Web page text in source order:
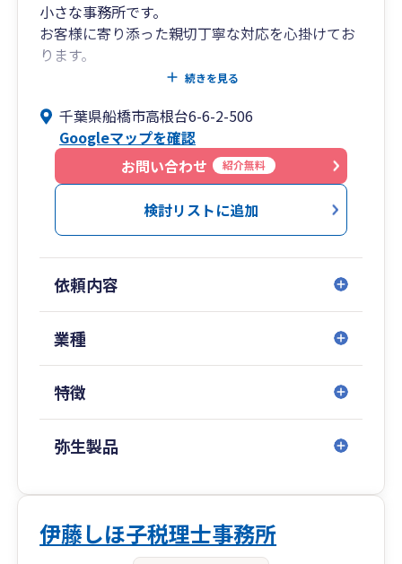
小さな事務所です。
お客様に寄り添った親切丁寧な対応を心掛けてお
ります。
法人のお客様はもちろん、個人事業のお客様も積
税務や申告関係でお困りのことがございました
ら、遠慮なくお問い合わせください。
続きを見る
千葉県船橋市高根台6-6-2-506
Googleマップを確認
お問い合わせ
紹介無料
検討リストに追加
依頼内容
業種
特徴
弥生製品
伊藤しほ子税理士事務所